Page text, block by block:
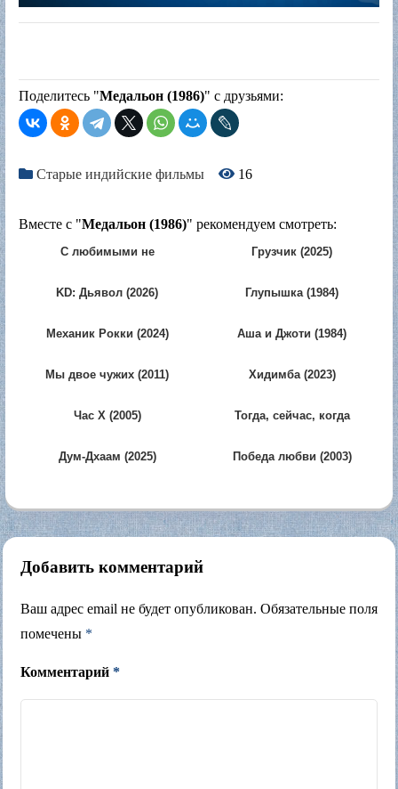
Поделитесь "Медальон (1986)" с друзьями:
Старые индийские фильмы 16
Вместе с "Медальон (1986)" рекомендуем смотреть:
С любимыми не
Грузчик (2025)
KD: Дьявол (2026) Глупышка (1984)
Механик Рокки (2024) Аша и Джоти (1984)
Мы двое чужих (2011) Хидимба (2023)
Час Х (2005)
Тогда, сейчас, когда
Дум-Дхаам (2025) Победа любви (2003)
Добавить комментарий
Ваш адрес email не будет опубликован. Обязательные поля
помечены *
Комментарий *